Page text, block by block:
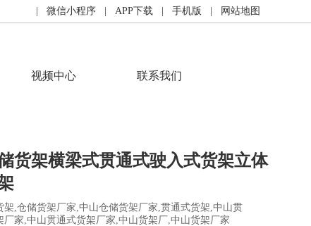
| 微信小程序 | APP下载 | 手机版 | 网站地图
视频中心 联系我们
货架横梁式贯通式驶入式货架立体
架,仓储货架厂家,中山仓储货架厂家,贯通式货架,中山贯
厂家,中山贯通式货架厂家,中山货架厂,中山货架厂家